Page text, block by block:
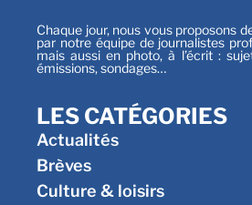
Chaque jour, nous vous proposons
par notre équipe de journalistes
mais aussi en photo, à l’écrit :
émissions, sondages…
LES CATÉGORIES
Actualités
Brèves
Culture & loisirs